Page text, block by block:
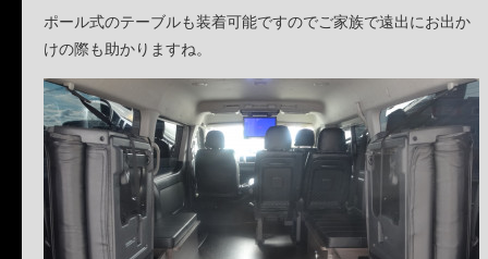
ポール式のテーブルも装着可能ですのでご家族で遠出にお出か
けの際も助かりますね。